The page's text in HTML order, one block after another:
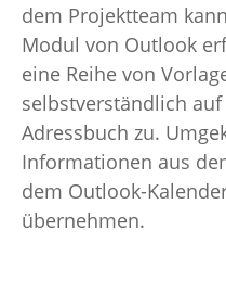
dem Projektteam
Modul von Outlook
eine Reihe von
selbstverständlich
Adressbuch zu.
Informationen aus
dem Outlook-
übernehmen.